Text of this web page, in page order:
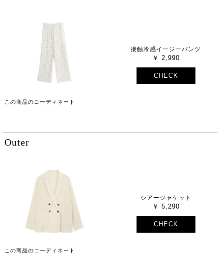
接触冷感イージーパンツ
2,990
CHECK
この商品のコーディネート
Outer
シアージャケット
5,290
CHECK
この商品のコーディネート